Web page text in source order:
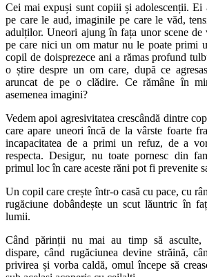
Cei mai expuși sunt copiii și adolescenții. Ei
pe care le aud, imaginile pe care le văd,
adulților. Uneori ajung în fața unor scene de
pe care nici un om matur nu le poate primi
copil de doisprezece ani a rămas profund
o știre despre un om care, după ce
aruncat de pe o clădire. Ce rămâne în
asemenea imagini?
Vedem apoi agresivitatea crescândă dintre
care apare uneori încă de la vârste foarte
incapacitatea de a primi un refuz, de a
respecta. Desigur, nu toate pornesc din
primul loc în care aceste răni pot fi prevenite
Un copil care crește într-o casă cu pace, cu
rugăciune dobândește un scut lăuntric în
lumii.
Când părinții nu mai au timp să asculte,
dispare, când rugăciunea devine străină,
privirea și vorba caldă, omul începe să